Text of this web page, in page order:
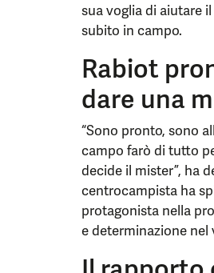
sua voglia di aiutare
subito in campo.
Rabiot
dare una
“Sono pronto, sono
campo farò di tutto
decide il mister”, ha
centrocampista ha
protagonista nella
e determinazione nel